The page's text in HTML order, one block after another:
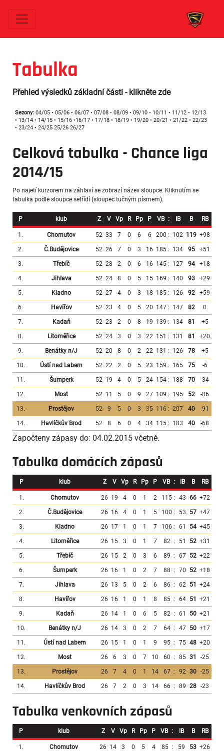
Tabulka
Přehled výsledků základní části - klikněte zde
Sezony: 04/05 • 05/06 • 06/07 • 07/08 • 08/09 • 09/10 • 10/11 • 11/12 • 12/13
• 13/14 • 14/15 • 15/16 •16/17 • 17/18 • 18/19 • 19/20 • 20/21 • 21/22 • 22/23
• 23/24 • 24/25 25/26 26/27
Celková tabulka - Chance liga
2014/15
Po najetí kurzorem na záhlaví se zobrazí název sloupce. Kliknutím se
tabulka podle sloupce setřídí (sloupec tučným písmem).
P klub Z V Vp R Pp P VB : IB B RB
1. Chomutov 52 33 7 0 6 6 200 : 102 119 +98
2. Č.Budějovice 52 26 7 0 3 16 185 : 134 95 +51
3. Třebíč 52 28 2 0 6 16 145 : 127 94 +18
4. Jihlava 52 24 8 0 5 15 169 : 140 93 +29
5. Kladno 52 27 4 0 3 18 185 : 126 92 +59
6. Havířov 52 23 4 0 5 20 147 : 147 82 0
7. Kadaň 52 23 2 0 8 19 139 : 134 81 +5
8. Litoměřice 52 24 3 0 3 22 151 : 131 81 +20
9. Benátky n/J 52 20 8 0 2 22 131 : 126 78 +5
10. Ústí nad Labem 52 22 2 0 5 23 159 : 165 75 -6
11. Šumperk 52 19 4 0 5 24 154 : 188 70 -34
12. Most 52 11 5 0 9 27 109 : 195 52 -86
13. Prostějov 52 9 5 0 3 35 116 : 207 40 -91
14. Havlíčkův Brod 52 8 6 0 4 34 115 : 183 40 -68
Započteny zápasy do: 04.02.2015 včetně.
Tabulka domácích zápasů
P klub Z V Vp R Pp P VB : IB B RB
1. Chomutov 26 19 4 0 1 2 115 : 43 66 +72
2. Č.Budějovice 26 16 4 0 1 5 100 : 53 57 +47
3. Kladno 26 17 1 0 1 7 106 : 61 54 +45
4. Litoměřice 26 15 3 0 1 7 82 : 51 52 +31
5. Třebíč 26 15 2 0 3 6 89 : 67 52 +22
6. Šumperk 26 16 1 0 2 7 88 : 70 52 +18
7. Jihlava 26 13 5 0 2 6 86 : 62 51 +24
8. Havířov 26 16 1 0 1 8 85 : 64 51 +21
9. Kadaň 26 14 1 0 6 5 82 : 61 50 +21
10. Benátky n/J 26 14 3 0 2 7 64 : 47 50 +17
11. Ústí nad Labem 26 15 1 0 1 9 95 : 75 48 +20
12. Most 26 6 3 0 7 10 60 : 85 31 -25
13. Prostějov 26 7 4 0 1 14 67 : 92 30 -25
14. Havlíčkův Brod 26 7 2 0 3 14 66 : 89 28 -23
Tabulka venkovních zápasů
P klub Z V Vp R Pp P VB : IB B RB
1. Chomutov 26 14 3 0 5 4 85 : 59 53 +26